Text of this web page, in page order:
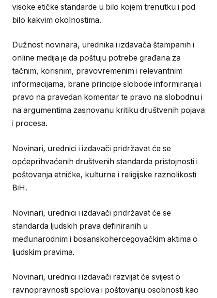
visoke etičke standarde u bilo kojem trenutku i pod
bilo kakvim okolnostima.
Dužnost novinara, urednika i izdavača štampanih i
online medija je da poštuju potrebe građana za
tačnim, korisnim, pravovremenim i relevantnim
informacijama, brane principe slobode informiranja i
pravo na pravedan komentar te pravo na slobodnu i
na argumentima zasnovanu kritiku društvenih pojava
i procesa.
Novinari, urednici i izdavači pridržavat će se
općeprihvaćenih društvenih standarda pristojnosti i
poštovanja etničke, kulturne i religijske raznolikosti
BiH.
Novinari, urednici i izdavači pridržavat će se
standarda ljudskih prava definiranih u
međunarodnim i bosanskohercegovačkim aktima o
ljudskim pravima.
Novinari, urednici i izdavači razvijat će svijest o
ravnopravnosti spolova i poštovanju osobnosti kao